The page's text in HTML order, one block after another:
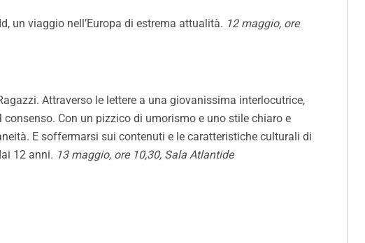
, un viaggio nell’Europa di estrema attualità. 12 maggio, ore
. Attraverso le lettere a una giovanissima interlocutrice,
Con un pizzico di umorismo e uno stile chiaro e
E soffermarsi sui contenuti e le caratteristiche culturali di
12 anni. 13 maggio, ore 10,30, Sala Atlantide